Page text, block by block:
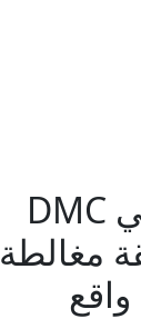
مفتي الجمهورية في حديثه الرمضاني على قناتي DMC
مغالطة